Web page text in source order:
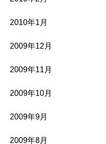
2010年1月
2009年12月
2009年11月
2009年10月
2009年9月
2009年8月